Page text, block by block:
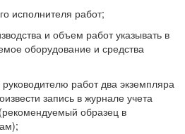
исполнителя работ;
и объем работ указывать в
оборудование и средства
работ два экземпляра
запись в журнале учета
образец в